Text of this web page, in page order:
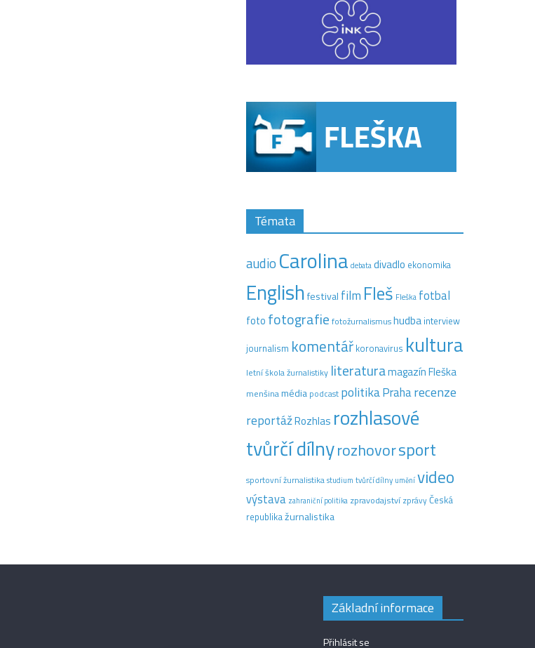
Témata
audio Carolina debatadivadlo ekonomika
Englishfestival film Fleš Fleška fotbal
foto fotografie fotožurnalismushudba interview
journalism komentář koronavirus kultura
letní škola žurnalistiky literaturamagazín Fleška
menšinamédia podcast politikaPraharecenze
reportážRozhlas rozhlasové
tvůrčí dílnyrozhovorsport
sportovní žurnalistikastudium tvůrčí dílny uměnívideo
výstava zahraniční politika zpravodajství zprávyČeská
republikažurnalistika
Základní informace
Přihlásit se